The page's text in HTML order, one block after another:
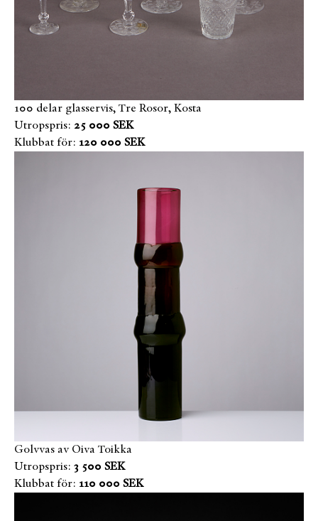
100 delar glasservis, Tre Rosor, Kosta
Utropspris: 25 000 SEK
Klubbat för: 120 000 SEK
Golvvas av Oiva Toikka
Utropspris: 3 500 SEK
Klubbat för: 110 000 SEK